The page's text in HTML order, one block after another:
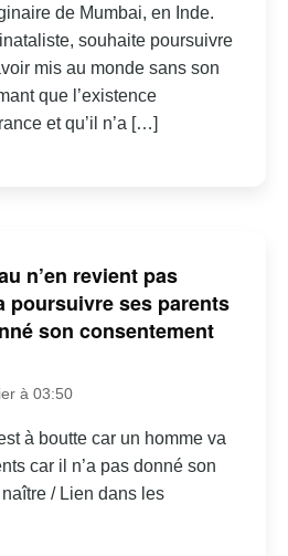
de Mumbai, en Inde.
souhaite poursuivre
mis au monde sans son
que l’existence
et qu’il n’a […]
n’en revient pas
poursuivre ses parents
son consentement
à 03:50
à boutte car un homme va
car il n’a pas donné son
/ Lien dans les